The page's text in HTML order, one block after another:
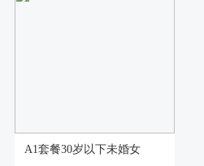
A1套餐30岁以下未婚女